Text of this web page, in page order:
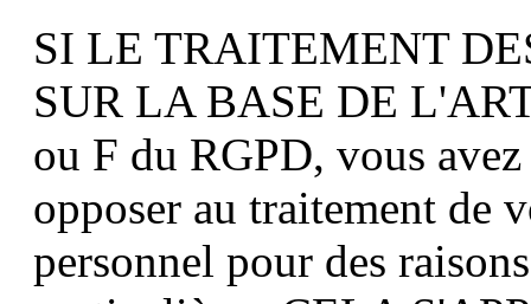
SI LE TRAITEMENT
SUR LA BASE DE
ou F du RGPD, vous
opposer au traitement de
personnel pour des